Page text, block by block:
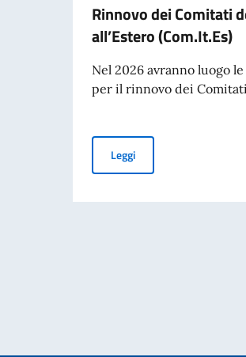
Rinnovo dei Comitati
all’Estero (Com.It.Es)
Nel 2026 avranno luogo
per il rinnovo dei
LeggiRinnovo dei Comitati